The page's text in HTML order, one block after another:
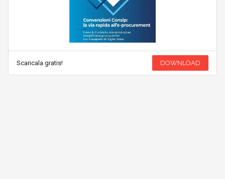
Scaricala gratis! DOWNLOAD